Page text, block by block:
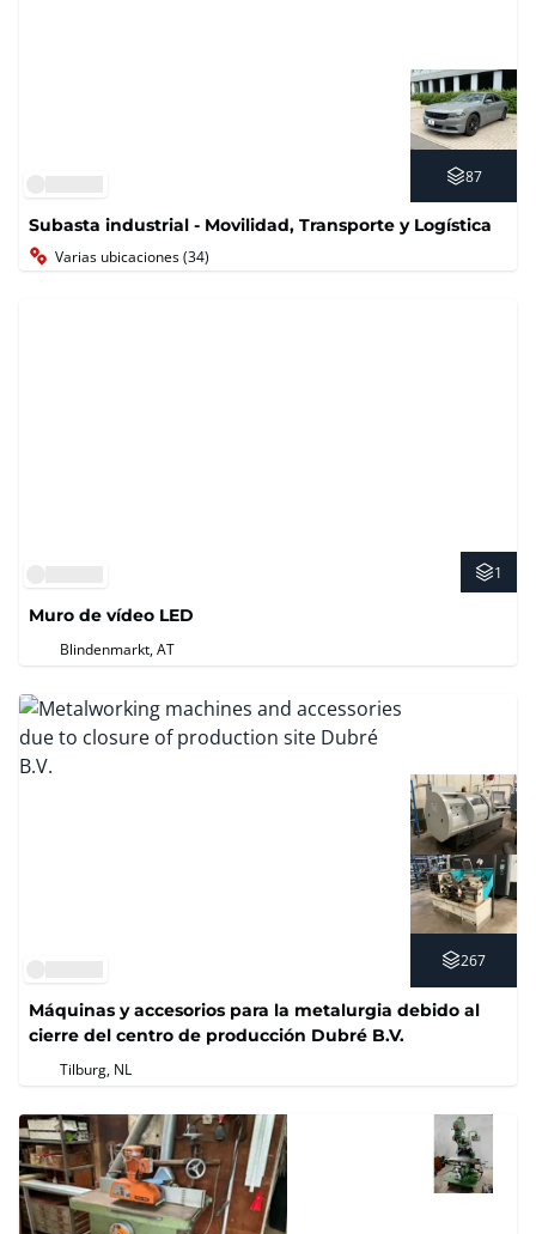
87
Subasta industrial - Movilidad, Transporte y Logística
Varias ubicaciones (34)
1
Muro de vídeo LED
Blindenmarkt, AT
267
Máquinas y accesorios para la metalurgia debido al
cierre del centro de producción Dubré B.V.
Tilburg, NL